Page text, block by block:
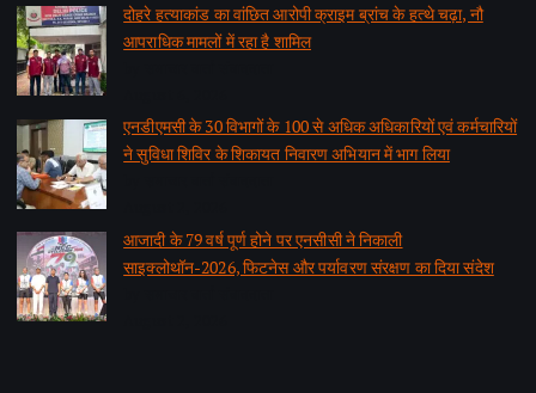
दोहरे हत्याकांड का वांछित आरोपी क्राइम ब्रांच के हत्थे चढ़ा, नौ
आपराधिक मामलों में रहा है शामिल
एनडीएमसी के 30 विभागों के 100 से अधिक अधिकारियों एवं कर्मचारियों
ने सुविधा शिविर के शिकायत निवारण अभियान में भाग लिया
आजादी के 79 वर्ष पूर्ण होने पर एनसीसी ने निकाली
साइक्लोथॉन-2026, फिटनेस और पर्यावरण संरक्षण का दिया संदेश